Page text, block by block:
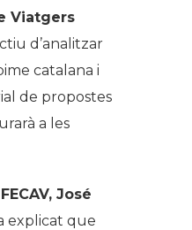
Viatgers
d’analitzar
catalana i
de propostes
a les
José
explicat que